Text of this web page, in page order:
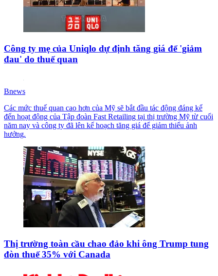
Công ty mẹ của Uniqlo dự định tăng giá để 'giảm
đau' do thuế quan
Bnews
Các mức thuế quan cao hơn của Mỹ sẽ bắt đầu tác động đáng kể
đến hoạt động của Tập đoàn Fast Retailing tại thị trường Mỹ từ cuối
năm nay và công ty đã lên kế hoạch tăng giá để giảm thiểu ảnh
hưởng.
Thị trường toàn cầu chao đảo khi ông Trump tung
đòn thuế 35% với Canada